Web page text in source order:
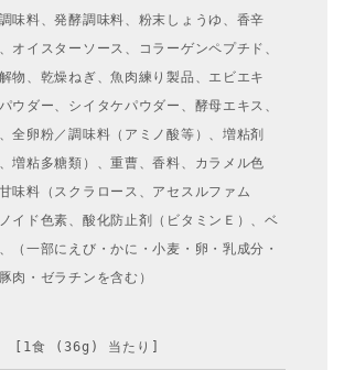
味料、発酵調味料、粉末しょうゆ、香辛
オイスターソース、コラーゲンペプチド、
物、乾燥ねぎ、魚肉練り製品、エビエキ
ウダー、シイタケパウダー、酵母エキス、
全卵粉／調味料（アミノ酸等）、増粘剤
増粘多糖類）、重曹、香料、カラメル色
味料（スクラロース、アセスルファム
イド色素、酸化防止剤（ビタミンＥ）、ベ
（一部にえび・かに・小麦・卵・乳成分・
肉・ゼラチンを含む）
　[1食 (36g) 当たり]